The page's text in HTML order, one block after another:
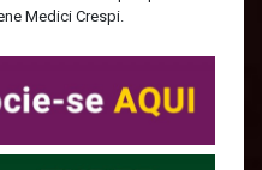
Medici Crespi.